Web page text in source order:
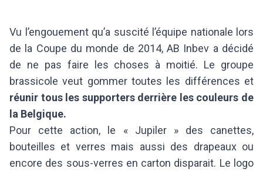
Vu l’engouement qu’a suscité l’équipe nationale lors
de la Coupe du monde de 2014, AB Inbev a décidé
de ne pas faire les choses à moitié. Le groupe
brassicole veut gommer toutes les différences et
réunir tous les supporters derrière les couleurs de
la Belgique.
Pour cette action, le « Jupiler » des canettes,
bouteilles et verres mais aussi des drapeaux ou
encore des sous-verres en carton disparait. Le logo